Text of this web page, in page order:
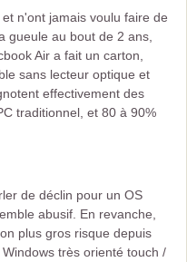
n'ont jamais voulu faire de
gueule au bout de 2 ans,
Air a fait un carton,
sans lecteur optique et
effectivement des
traditionnel, et 80 à 90%
de déclin pour un OS
abusif. En revanche,
plus gros risque depuis
très orienté touch /